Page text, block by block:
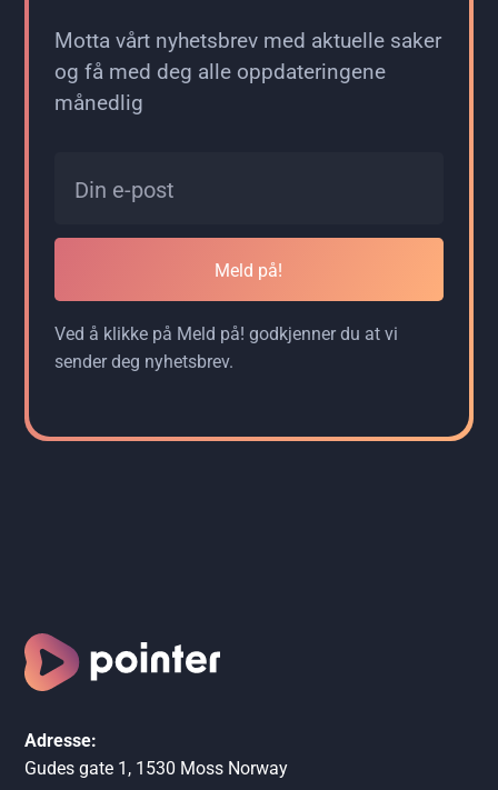
Motta vårt nyhetsbrev med aktuelle saker
og få med deg alle oppdateringene
månedlig
Meld på!
Ved å klikke på Meld på! godkjenner du at vi
sender deg nyhetsbrev.
Adresse:
Gudes gate 1, 1530 Moss Norway